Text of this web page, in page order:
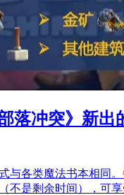
落冲突》新出
与各类魔法书本相同
不是剩余时间），可